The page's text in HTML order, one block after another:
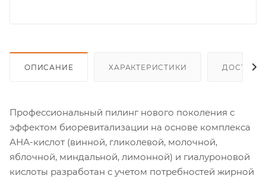
ОПИСАНИЕ ХАРАКТЕРИСТИКИ
Профессиональный пилинг нового поколения с
эффектом биоревитализации на основе комплекса
АНА-кислот (винной, гликолевой, молочной,
яблочной, миндальной, лимонной) и гиалуроновой
кислоты разработан с учетом потребностей жирной